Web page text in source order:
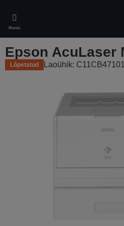
main
content
Menüü
Epson AcuLaser
Lõpetatud Laoühik: C11CB47101